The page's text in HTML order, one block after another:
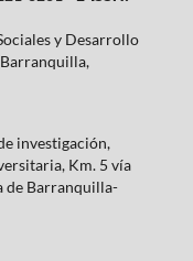
y Desarrollo
investigación,
Km. 5 vía
de Barranquilla-